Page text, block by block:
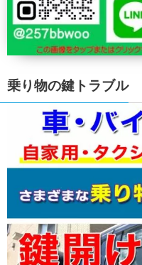
乗り物の鍵トラブル